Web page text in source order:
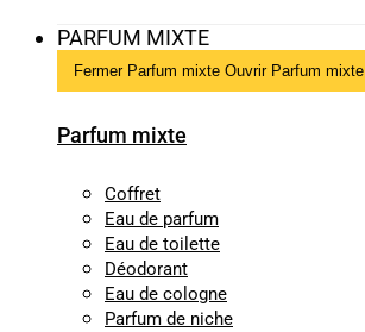
PARFUM MIXTE
Fermer Parfum mixte Ouvrir Parfum mixte
Parfum mixte
Coffret
Eau de parfum
Eau de toilette
Déodorant
Eau de cologne
Parfum de niche